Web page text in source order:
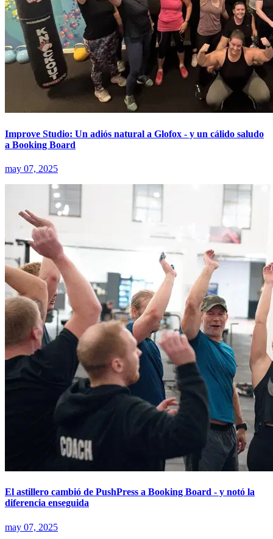
Improve Studio: Un adiós natural a Glofox - y un cálido saludo
a Booking Board
may 07, 2025
El astillero cambió de PushPress a Booking Board - y notó la
diferencia enseguida
may 07, 2025